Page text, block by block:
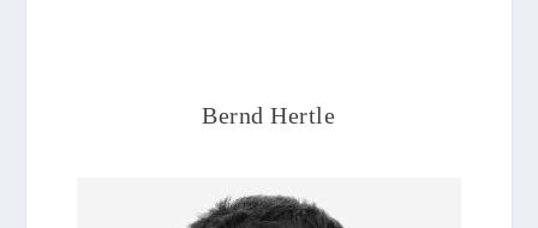
Bernd Hertle